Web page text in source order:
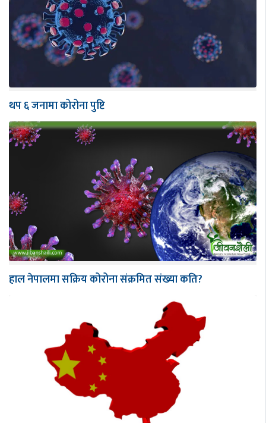
थप ६ जनामा कोरोना पुष्टि
हाल नेपालमा सक्रिय कोरोना संक्रमित संख्या कति?